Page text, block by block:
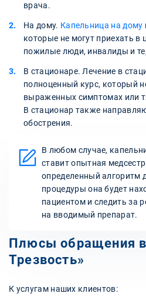
врача.
На дому. Капельница на дому
которые не могут приехать в
пожилые люди, инвалиды и
В стационаре. Лечение в
полноценный курс, который
выраженных симптомах или
В стационар также
обострения.
В любом случае,
ставит опытная
определенный алгоритм
процедуры она будет
пациентом и следить за
на вводимый препарат.
Плюсы обращения
Трезвость»
К услугам наших клиентов: